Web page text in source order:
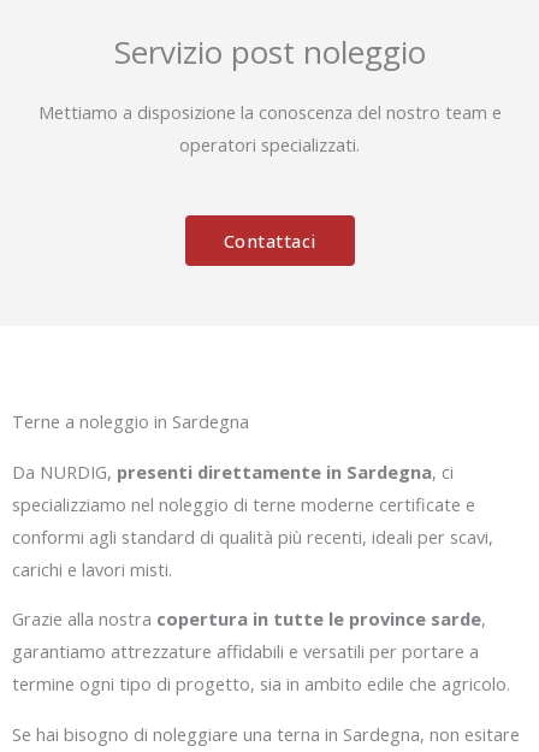
Servizio post noleggio
Mettiamo a disposizione la conoscenza del nostro team e
operatori specializzati.
Contattaci
Terne a noleggio in Sardegna
Da NURDIG, presenti direttamente in Sardegna, ci
specializziamo nel noleggio di terne moderne certificate e
conformi agli standard di qualità più recenti, ideali per scavi,
carichi e lavori misti.
Grazie alla nostra copertura in tutte le province sarde,
garantiamo attrezzature affidabili e versatili per portare a
termine ogni tipo di progetto, sia in ambito edile che agricolo.
Se hai bisogno di noleggiare una terna in Sardegna, non esitare